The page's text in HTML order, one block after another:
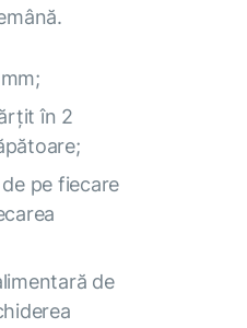
în 2
pe fiecare
de